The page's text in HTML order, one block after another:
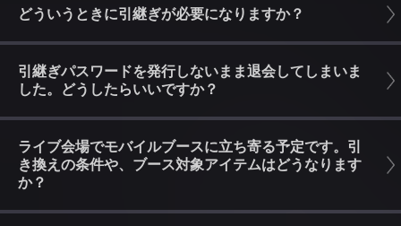
どういうときに引継ぎが必要になりますか？
引継ぎパスワードを発行しないまま退会してしまいま
した。どうしたらいいですか？
ライブ会場でモバイルブースに立ち寄る予定です。引
き換えの条件や、ブース対象アイテムはどうなります
か？